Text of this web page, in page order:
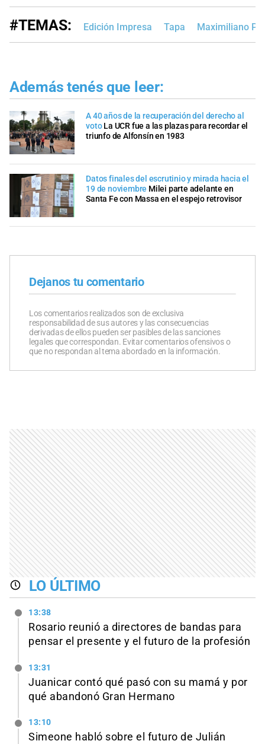
#TEMAS: Edición Impresa Tapa Maximiliano
Además tenés que leer:
A 40 años de la recuperación del derecho al
voto La UCR fue a las plazas para recordar el
triunfo de Alfonsín en 1983
Datos finales del escrutinio y mirada hacia el
19 de noviembre Milei parte adelante en
Santa Fe con Massa en el espejo retrovisor
Dejanos tu comentario
Los comentarios realizados son de exclusiva
responsabilidad de sus autores y las consecuencias
derivadas de ellos pueden ser pasibles de las sanciones
legales que correspondan. Evitar comentarios ofensivos o
que no respondan al tema abordado en la información.
LO ÚLTIMO
13:38
Rosario reunió a directores de bandas para
pensar el presente y el futuro de la profesión
13:31
Juanicar contó qué pasó con su mamá y por
qué abandonó Gran Hermano
13:10
Simeone habló sobre el futuro de Julián